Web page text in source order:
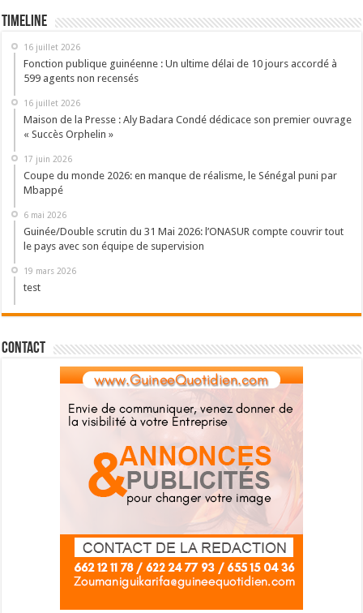
Timeline
16 juillet 2026
Fonction publique guinéenne : Un ultime délai de 10 jours accordé à
599 agents non recensés
16 juillet 2026
Maison de la Presse : Aly Badara Condé dédicace son premier ouvrage
« Succès Orphelin »
17 juin 2026
Coupe du monde 2026: en manque de réalisme, le Sénégal puni par
Mbappé
6 mai 2026
Guinée/Double scrutin du 31 Mai 2026: l’ONASUR compte couvrir tout
le pays avec son équipe de supervision
19 mars 2026
test
Contact